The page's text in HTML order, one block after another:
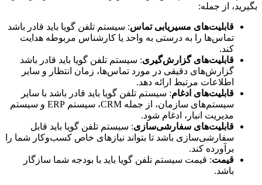
بگیرید، از جمله:
قابلیت‌های مسیریابی تماس: سیستم تلفن گویا باید قادر باشد
تماس‌ها را به درستی به واحد یا کارشناس مربوطه هدایت
کند.
قابلیت‌های گزارش‌گیری: سیستم تلفن گویا باید قادر باشد
گزارش‌های دقیقی در مورد تماس‌ها، زمان انتظار و سایر
اطلاعات مرتبط ارائه دهد.
قابلیت‌های ادغام: سیستم تلفن گویا باید قادر باشد با سایر
سیستم‌های سازمان، از جمله CRM، سیستم ERP و سیستم
مدیریت انبار، ادغام شود.
قابلیت‌های سفارشی‌سازی: سیستم تلفن گویا باید قابل
سفارشی‌سازی باشد تا بتواند نیازهای خاص کسب‌وکار شما را
برآورده کند.
قیمت: قیمت سیستم تلفن گویا باید با بودجه شما سازگار
باشد.